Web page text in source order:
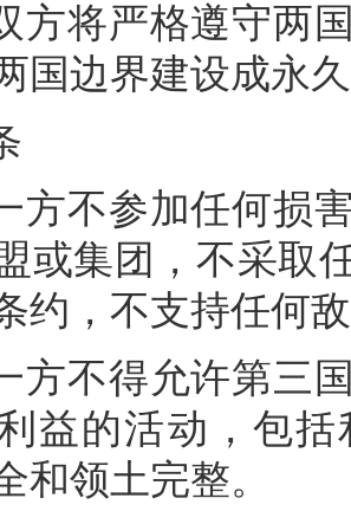
方将严格遵守两
国边界建设成永
方不参加任何损
或集团，不采取
约，不支持任何
方不得允许第三
益的活动，包
和领土完整。